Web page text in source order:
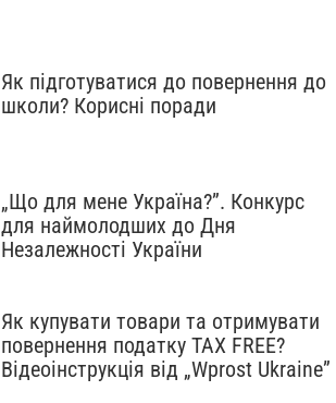
Як підготуватися до повернення до
школи? Корисні поради
„Що для мене Україна?”. Конкурс
для наймолодших до Дня
Незалежності України
Як купувати товари та отримувати
повернення податку TAX FREE?
Відеоінструкція від „Wprost Ukraine”